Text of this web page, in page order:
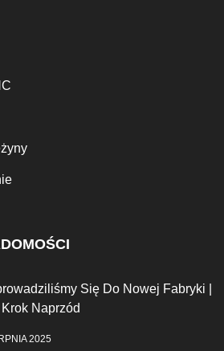
Się Do Nowej Fabryki |
Naprzód
2025